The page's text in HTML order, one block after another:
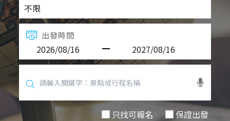
出發時間
只找可報名 保證出發